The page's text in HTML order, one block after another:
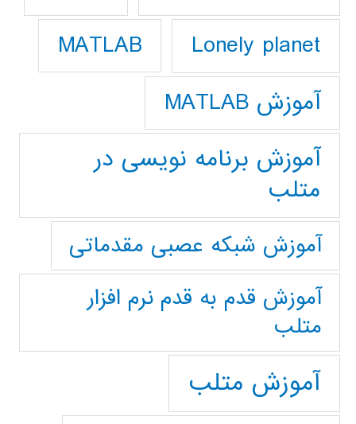
Lonely planet
MATLAB
آموزش MATLAB
آموزش برنامه نویسی در
متلب
آموزش شبکه عصبی مقدماتی
آموزش قدم به قدم نرم افزار
متلب
آموزش متلب